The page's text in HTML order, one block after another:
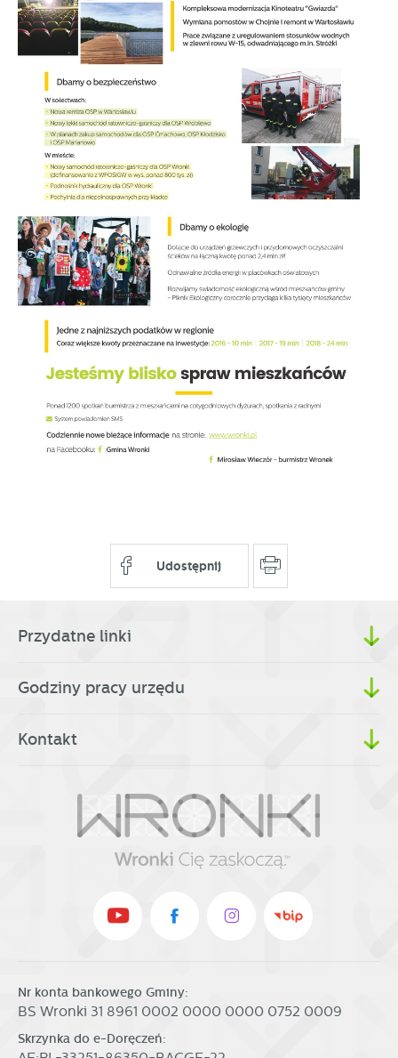
Udostępnij
Przydatne linki
Godziny pracy urzędu
Kontakt
Nr konta bankowego Gminy:
BS Wronki 31 8961 0002 0000 0000 0752 0009
Skrzynka do e-Doręczeń: